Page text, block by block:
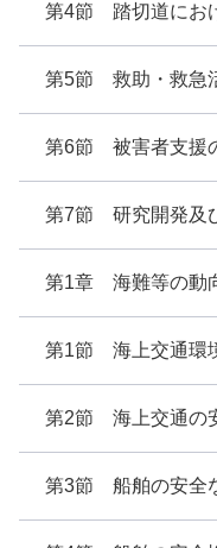
第4節 踏切道にお
第5節 救助・救急
第6節 被害者支援
第7節 研究開発及
第1章 海難等の動
第1節 海上交通環
第2節 海上交通の
第3節 船舶の安全